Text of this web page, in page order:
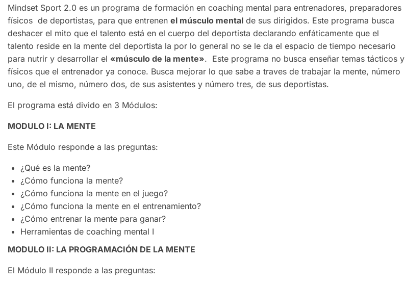
Mindset Sport 2.0 es un programa de formación en coaching mental para entrenadores, preparadores
físicos de deportistas, para que entrenen el músculo mental de sus dirigidos. Este programa busca
deshacer el mito que el talento está en el cuerpo del deportista declarando enfáticamente que el
talento reside en la mente del deportista la por lo general no se le da el espacio de tiempo necesario
para nutrir y desarrollar el «músculo de la mente». Este programa no busca enseñar temas tácticos y
físicos que el entrenador ya conoce. Busca mejorar lo que sabe a traves de trabajar la mente, número
uno, de el mismo, número dos, de sus asistentes y número tres, de sus deportistas.
El programa está divido en 3 Módulos:
MODULO I: LA MENTE
Este Módulo responde a las preguntas:
¿Qué es la mente?
¿Cómo funciona la mente?
¿Cómo funciona la mente en el juego?
¿Cómo funciona la mente en el entrenamiento?
¿Cómo entrenar la mente para ganar?
Herramientas de coaching mental I
MODULO II: LA PROGRAMACIÓN DE LA MENTE
El Módulo II responde a las preguntas: